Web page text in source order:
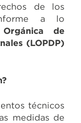
de los
a lo
de
(LOPDP)
técnicos
medidas de